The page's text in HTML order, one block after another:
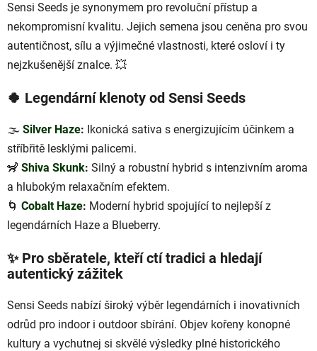
d
a
c
í
v
y
ý
p
i
s
u
Sensi Seeds je synonymem pro revoluční přístup a
nekompromisní kvalitu. Jejich semena jsou ceněna pro svou
autentičnost, sílu a výjimečné vlastnosti, které osloví i ty
nejzkušenější znalce. 💥
🍀 Legendární klenoty od Sensi Seeds
🌫️ Silver Haze: Ikonická sativa s energizujícím účinkem a
stříbřitě lesklými palicemi.
🦨 Shiva Skunk: Silný a robustní hybrid s intenzivním aroma
a hlubokým relaxačním efektem.
🌀 Cobalt Haze: Moderní hybrid spojující to nejlepší z
legendárních Haze a Blueberry.
✨ Pro sběratele, kteří ctí tradici a hledají
autentický zážitek
Sensi Seeds nabízí široký výběr legendárních i inovativních
odrůd pro indoor i outdoor sbírání. Objev kořeny konopné
kultury a vychutnej si skvělé výsledky plné historického